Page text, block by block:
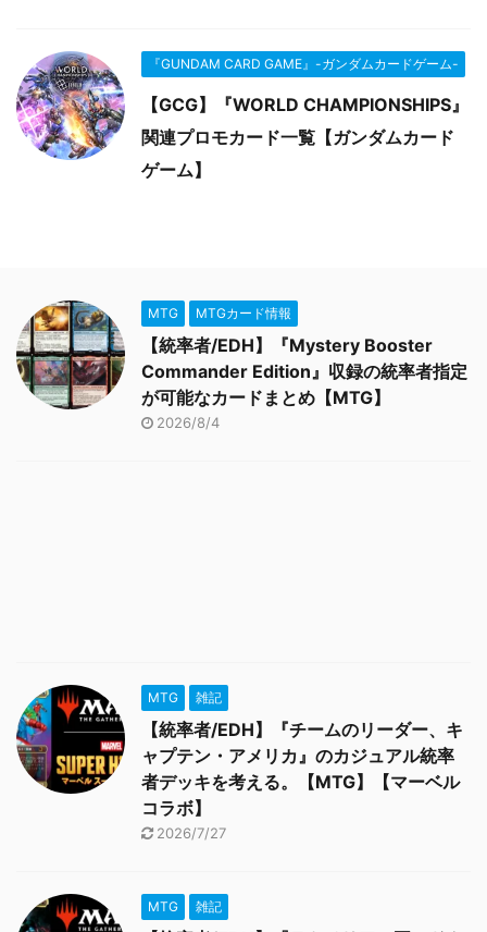
『GUNDAM CARD GAME』-ガンダムカードゲーム-
【GCG】『WORLD CHAMPIONSHIPS』
関連プロモカード一覧【ガンダムカード
ゲーム】
MTG MTGカード情報
【統率者/EDH】『Mystery Booster
Commander Edition』収録の統率者指定
が可能なカードまとめ【MTG】
2026/8/4
MTG 雑記
【統率者/EDH】『チームのリーダー、キ
ャプテン・アメリカ』のカジュアル統率
者デッキを考える。【MTG】【マーベル
コラボ】
2026/7/27
MTG 雑記